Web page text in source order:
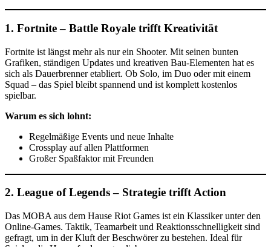
1. Fortnite – Battle Royale trifft Kreativität
Fortnite ist längst mehr als nur ein Shooter. Mit seinen bunten
Grafiken, ständigen Updates und kreativen Bau-Elementen hat es
sich als Dauerbrenner etabliert. Ob Solo, im Duo oder mit einem
Squad – das Spiel bleibt spannend und ist komplett kostenlos
spielbar.
Warum es sich lohnt:
Regelmäßige Events und neue Inhalte
Crossplay auf allen Plattformen
Großer Spaßfaktor mit Freunden
2. League of Legends – Strategie trifft Action
Das MOBA aus dem Hause Riot Games ist ein Klassiker unter den
Online-Games. Taktik, Teamarbeit und Reaktionsschnelligkeit sind
gefragt, um in der Kluft der Beschwörer zu bestehen. Ideal für